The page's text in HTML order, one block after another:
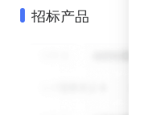
招标产品